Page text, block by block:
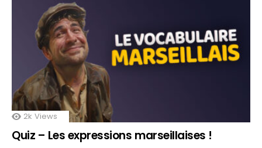
2k Views
Quiz – Les expressions marseillaises !